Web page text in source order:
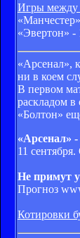
Игры между
«Эвертон» -
«Арсенал»,
ни в коем
В первом
раскладом в
«Болтон»
«Арсенал»
11
Не примут
Прогноз
Котировки